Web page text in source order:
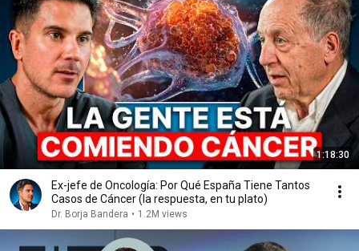
1:18:30
Ex-jefe de Oncología: Por Qué España Tiene Tantos
Casos de Cáncer (la respuesta, en tu plato)
Dr. Borja Bandera • 1.2M views